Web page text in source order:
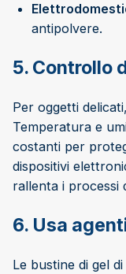
antipolvere.
5. Controllo
Per oggetti
Temperatura e
costanti per
dispositivi
rallenta i processi
6. Usa
Le bustine di gel